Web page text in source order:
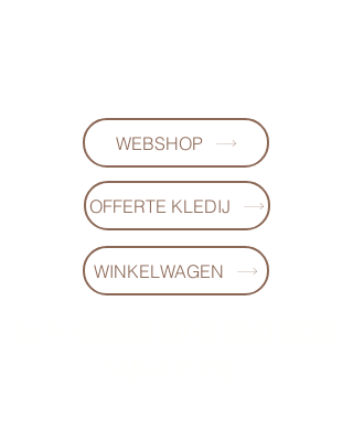
WEBSHOP
OFFERTE KLEDIJ
WINKELWAGEN